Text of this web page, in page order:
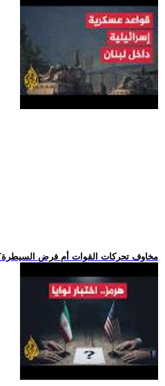
.. مخاوف تحركات القوات أم فرض